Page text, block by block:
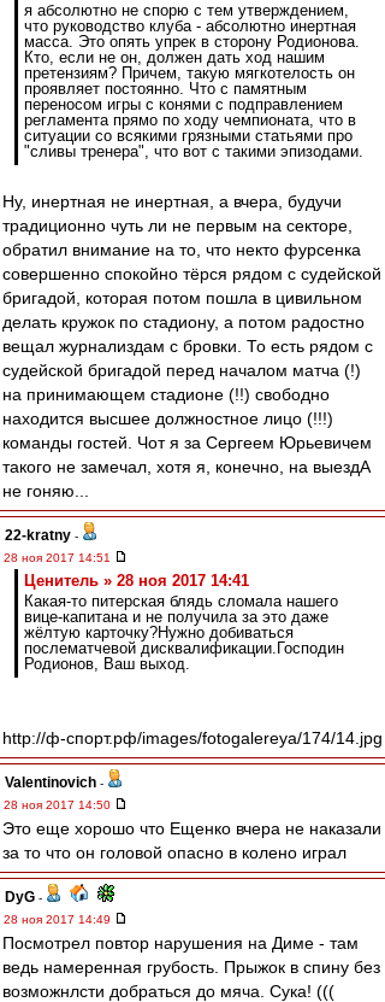
я абсолютно не спорю с тем утверждением,
что руководство клуба - абсолютно инертная
масса. Это опять упрек в сторону Родионова.
Кто, если не он, должен дать ход нашим
претензиям? Причем, такую мягкотелость он
проявляет постоянно. Что с памятным
переносом игры с конями с подправлением
регламента прямо по ходу чемпионата, что в
ситуации со всякими грязными статьями про
"сливы тренера", что вот с такими эпизодами.
Ну, инертная не инертная, а вчера, будучи
традиционно чуть ли не первым на секторе,
обратил внимание на то, что некто фурсенка
совершенно спокойно тёрся рядом с судейской
бригадой, которая потом пошла в цивильном
делать кружок по стадиону, а потом радостно
вещал журнализдам с бровки. То есть рядом с
судейской бригадой перед началом матча (!)
на принимающем стадионе (!!) свободно
находится высшее должностное лицо (!!!)
команды гостей. Чот я за Сергеем Юрьевичем
такого не замечал, хотя я, конечно, на выездА
не гоняю...
22-kratny -
28 ноя 2017 14:51
Ценитель » 28 ноя 2017 14:41
Какая-то питерская блядь сломала нашего
вице-капитана и не получила за это даже
жёлтую карточку?Нужно добиваться
послематчевой дисквалификации.Господин
Родионов, Ваш выход.
http://ф-спорт.рф/images/fotogalereya/174/14.jpg
Valentinovich -
28 ноя 2017 14:50
Это еще хорошо что Ещенко вчера не наказали
за то что он головой опасно в колено играл
DyG -
28 ноя 2017 14:49
Посмотрел повтор нарушения на Диме - там
ведь намеренная грубость. Прыжок в спину без
возможнлсти добраться до мяча. Сука! (((